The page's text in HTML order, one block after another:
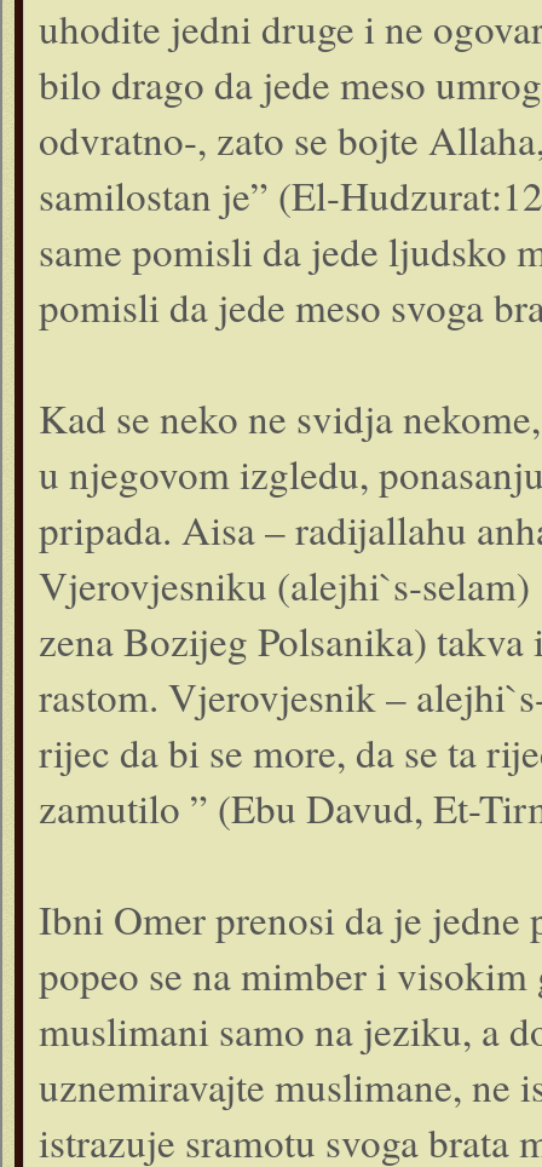
uhodite jedni druge i ne
bilo drago da jede meso
odvratno-, zato se bojte
samilostan je” (El-
same pomisli da jede ljudsko
pomisli da jede meso svoga
Kad se neko ne svidja
u njegovom izgledu,
pripada. Aisa – radijallahu
Vjerovjesniku (alejhi`s-
zena Bozijeg Polsanika)
rastom. Vjerovjesnik –
rijec da bi se more, da se ta
zamutilo ” (Ebu Davud, Et-
Ibni Omer prenosi da je
popeo se na mimber i
muslimani samo na jeziku, a
uznemiravajte muslimane, ne
istrazuje sramotu svoga brata